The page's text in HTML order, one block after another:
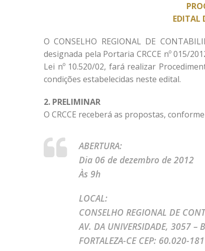
EDITAL
O CONSELHO REGIONAL DE
designada pela Portaria CRCCE nº 015/
Lei nº 10.520/02, fará realizar
condições estabelecidas neste edital.
2. PRELIMINAR
O CRCCE receberá as propostas,
ABERTURA:
Dia 06 de dezembro de 2012
Às 9h
LOCAL:
CONSELHO REGIONAL DE
AV. DA UNIVERSIDADE, 3057 –
FORTALEZA-CE CEP: 60.020-181